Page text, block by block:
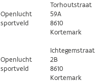
Openlucht
sportveld
Torhoutstraat
59A
8610
Kortemark
Openlucht
sportveld
Ichtegemstraat
2B
8610
Kortemark